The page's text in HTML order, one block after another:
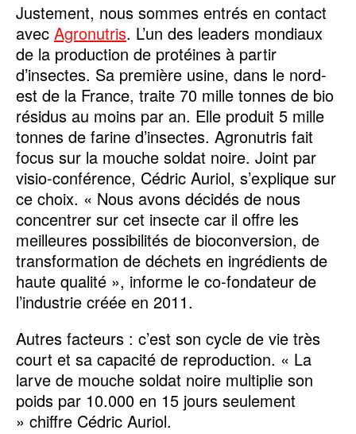
Justement, nous sommes entrés en contact
avec Agronutris. L’un des leaders mondiaux
de la production de protéines à partir
d’insectes. Sa première usine, dans le nord-
est de la France, traite 70 mille tonnes de bio
résidus au moins par an. Elle produit 5 mille
tonnes de farine d’insectes. Agronutris fait
focus sur la mouche soldat noire. Joint par
visio-conférence, Cédric Auriol, s’explique sur
ce choix. « Nous avons décidés de nous
concentrer sur cet insecte car il offre les
meilleures possibilités de bioconversion, de
transformation de déchets en ingrédients de
haute qualité », informe le co-fondateur de
l’industrie créée en 2011.
Autres facteurs : c’est son cycle de vie très
court et sa capacité de reproduction. « La
larve de mouche soldat noire multiplie son
poids par 10.000 en 15 jours seulement
» chiffre Cédric Auriol.